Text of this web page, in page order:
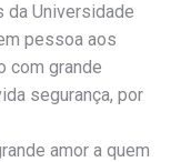
da Universidade
pessoa aos
com grande
segurança, por
amor a quem